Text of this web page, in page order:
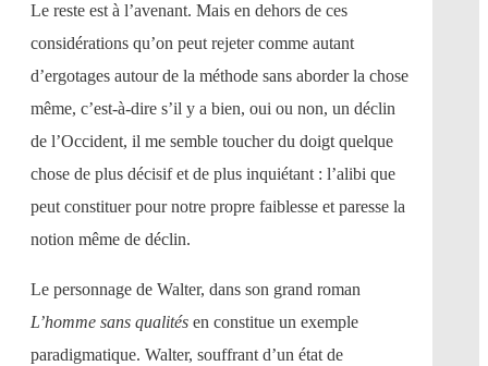
Le reste est à l’avenant. Mais en dehors de ces
considérations qu’on peut rejeter comme autant
d’ergotages autour de la méthode sans aborder la chose
même, c’est-à-dire s’il y a bien, oui ou non, un déclin
de l’Occident, il me semble toucher du doigt quelque
chose de plus décisif et de plus inquiétant : l’alibi que
peut constituer pour notre propre faiblesse et paresse la
notion même de déclin.
Le personnage de Walter, dans son grand roman
L’homme sans qualités en constitue un exemple
paradigmatique. Walter, souffrant d’un état de